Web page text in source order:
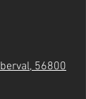
56800